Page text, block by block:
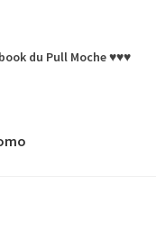
du Pull Moche ♥♥♥